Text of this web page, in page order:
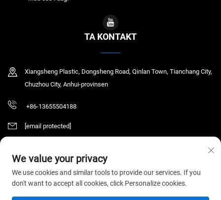
TA KONTAKT
Xiangsheng Plastic, Dongsheng Road, Qinlan Town, Tianchang City,
Chuzhou City, Anhui-provinsen
+86-13655504188
[email protected]
Copyright © 2025 Tianchang Chaochen Electronic Technology Co., LTD. Alle
rettigheter reservert. Personvernerklæring
We value your privacy
We use cookies and similar tools to provide our services. If you
don't want to accept all cookies, click Personalize cookies.